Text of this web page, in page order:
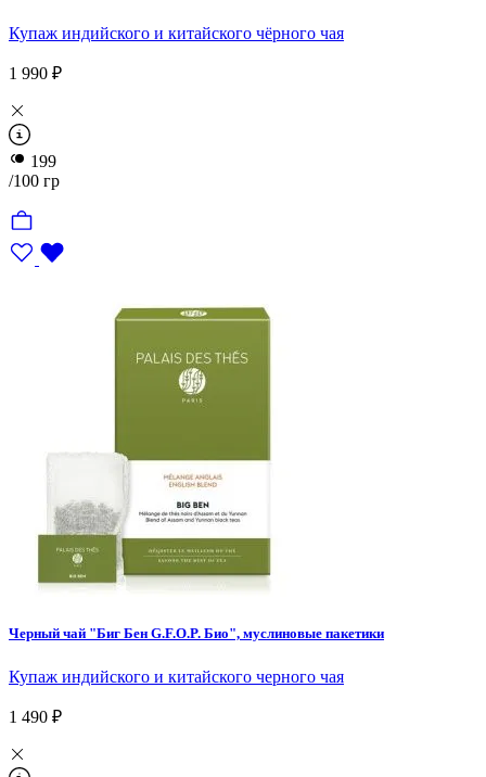
Шри-Ланка
Другие страны
Непал
Купаж индийского и китайского чёрного чая
1 990 ₽
199
/100 гр
Черный чай "Биг Бен G.F.O.P. Био", муслиновые пакетики
Купаж индийского и китайского черного чая
1 490 ₽